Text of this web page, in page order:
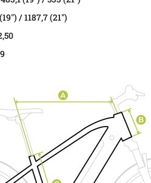
/ 1187,7 (21")